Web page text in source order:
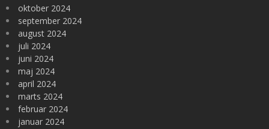
oktober 2024
september 2024
august 2024
juli 2024
juni 2024
maj 2024
april 2024
marts 2024
februar 2024
januar 2024